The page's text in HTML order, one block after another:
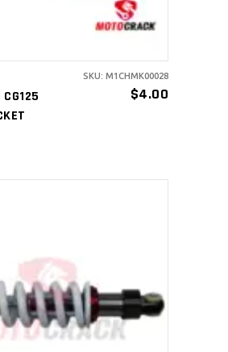
$4.00
SKU: M1CHMK00028
AL CARRITO